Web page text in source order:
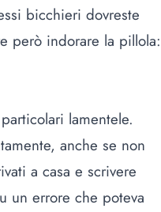
bicchieri dovreste
però indorare la pillola:
lamentele.
anche se non
a casa e scrivere
un errore che poteva